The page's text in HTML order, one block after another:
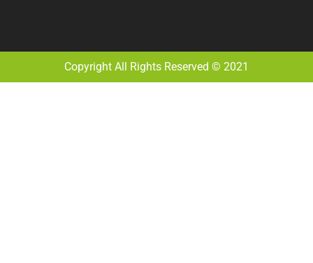
Copyright All Rights Reserved © 2021